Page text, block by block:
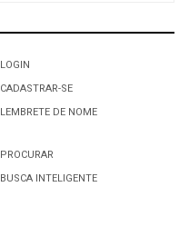
LOGIN
CADASTRAR-SE
LEMBRETE DE NOME
PROCURAR
BUSCA INTELIGENTE